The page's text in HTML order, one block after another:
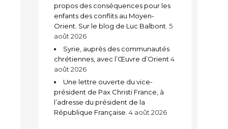
propos des conséquences pour les
enfants des conflits au Moyen-
Orient. Sur le blog de Luc Balbont. 5
août 2026
Syrie, auprès des communautés
chrétiennes, avec l’Œuvre d’Orient 4
août 2026
Une lettre ouverte du vice-
président de Pax Christi France, à
l’adresse du président de la
République Française. 4 août 2026